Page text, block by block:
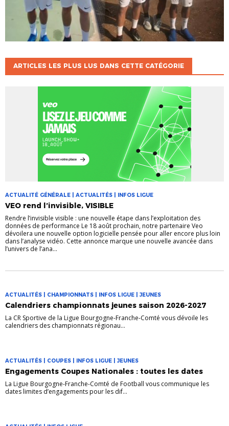
ARTICLES LES PLUS LUS DANS CETTE CATÉGORIE
ACTUALITÉ GÉNÉRALE | ACTUALITÉS | INFOS LIGUE
VEO rend l’invisible, VISIBLE
Rendre l’invisible visible : une nouvelle étape dans l’exploitation des
données de performance Le 18 août prochain, notre partenaire Veo
dévoilera une nouvelle option logicielle pensée pour aller encore plus loin
dans l’analyse vidéo. Cette annonce marque une nouvelle avancée dans
l’univers de l’ana...
ACTUALITÉS | CHAMPIONNATS | INFOS LIGUE | JEUNES
Calendriers championnats jeunes saison 2026-2027
La CR Sportive de la Ligue Bourgogne-Franche-Comté vous dévoile les
calendriers des championnats régionau...
ACTUALITÉS | COUPES | INFOS LIGUE | JEUNES
Engagements Coupes Nationales : toutes les dates
La Ligue Bourgogne-Franche-Comté de Football vous communique les
dates limites d’engagements pour les dif...